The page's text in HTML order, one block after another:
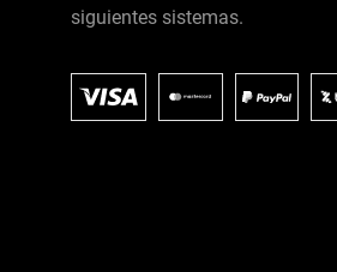
siguientes sistemas.